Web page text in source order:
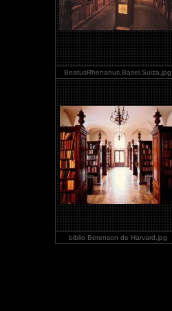
BeatusRhenanus,Basel,Suiza.jpg
biblio Berenson de Harvard.jpg